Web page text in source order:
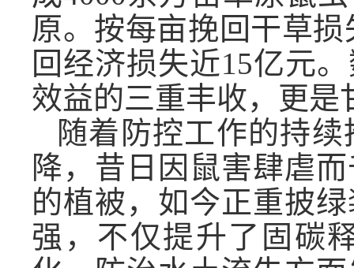
原。按每亩挽回干草
回经济损失近15亿元
效益的三重丰收，更是
随着防控工作的持
降，昔日因鼠害肆虐
的植被，如今正重披
强，不仅提升了固碳